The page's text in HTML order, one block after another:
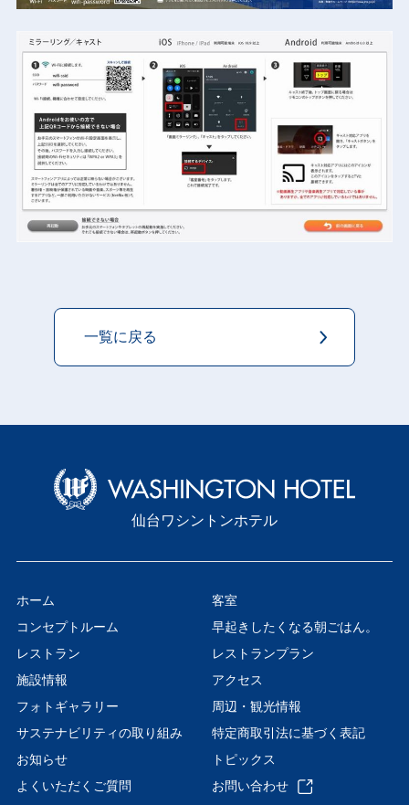
一覧に戻る
仙台ワシントンホテル
ホーム
客室
コンセプトルーム
早起きしたくなる朝ごはん。
レストラン
レストランプラン
施設情報
アクセス
フォトギャラリー
周辺・観光情報
サステナビリティの取り組み
特定商取引法に基づく表記
お知らせ
トピックス
よくいただくご質問
お問い合わせ